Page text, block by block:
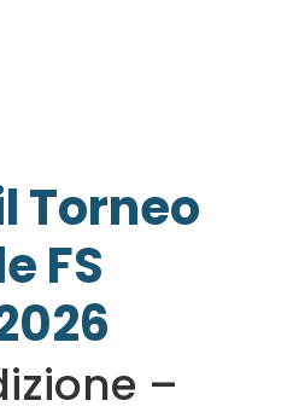
Torneo
FS
–